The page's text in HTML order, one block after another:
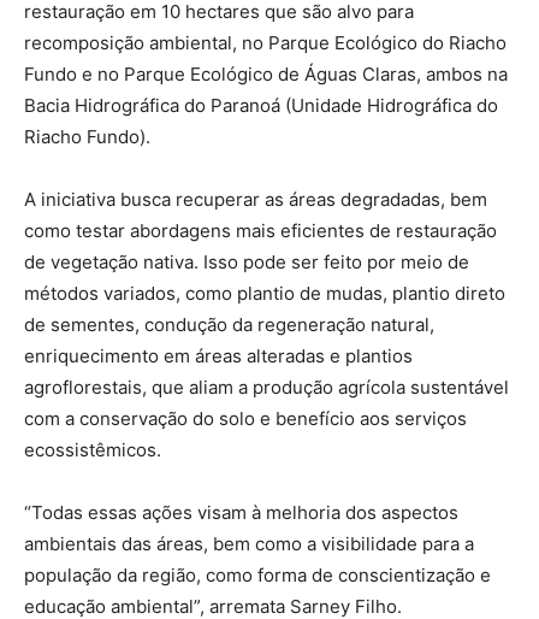
restauração em 10 hectares que são alvo para
recomposição ambiental, no Parque Ecológico do Riacho
Fundo e no Parque Ecológico de Águas Claras, ambos na
Bacia Hidrográfica do Paranoá (Unidade Hidrográfica do
Riacho Fundo).
A iniciativa busca recuperar as áreas degradadas, bem
como testar abordagens mais eficientes de restauração
de vegetação nativa. Isso pode ser feito por meio de
métodos variados, como plantio de mudas, plantio direto
de sementes, condução da regeneração natural,
enriquecimento em áreas alteradas e plantios
agroflorestais, que aliam a produção agrícola sustentável
com a conservação do solo e benefício aos serviços
ecossistêmicos.
“Todas essas ações visam à melhoria dos aspectos
ambientais das áreas, bem como a visibilidade para a
população da região, como forma de conscientização e
educação ambiental”, arremata Sarney Filho.